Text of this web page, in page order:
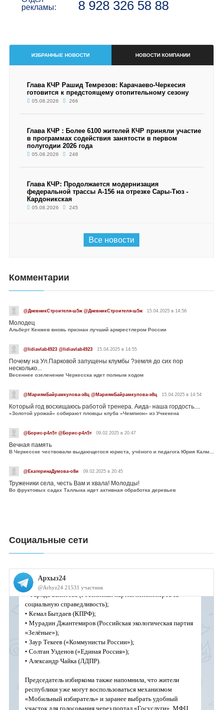
рекламы:
8 928 326 58 88
ИЗБРАННЫЕ НОВОСТИ НОВОСТИ КОМПАНИИ
Глава КЧР Рашид Темрезов: Карачаево-Черкесия
готовится к предстоящему отопительному сезону
05.08.2026 266
Глава КЧР : Более 6100 жителей КЧР приняли участие
в программах содействия занятости в первом
полугодии 2026 года
05.08.2026 248
Глава КЧР: Продолжается модернизация
федеральной трассы А-156 на отрезке Сары-Тюз -
Кардоникская
05.08.2026 245
Все новости
Комментарии
@ДневникСтроителя-ш5ж @ДневникСтроителя-ш5ж 15.04.2025 в 14:56
Молодец
Альберт Кенжев вновь признан лучший армрестлером России
@lidiavlab4923 @lidiavlab4923 15.04.2025 в 14:55
Почему на Ул.Парковой запущены клумбы ?земля до сих пор
несколько...
Весеннее озеленение Черкесска идет полным ходом
@МариямБайрамкулова-э8ц @МариямБайрамкулова-э8ц 15.04.2025 в 14:54
Который год восхищаюсь работой тренера. Аида- наша гордость....
«Золотой урожай» собирают пловцы клуба «Чемпион» из Учкекена
@Борис-р4л5т @Борис-р4л5т 09.02.2025 в 20:47
Вечная память
В Черкесске чествовали выдающегося юриста, учёного и педагога Юрия Калмыкова
@ЕкатеринаДумова-о8и 09.02.2025 в 20:45
Труженики села, честь Вам и хвала! Молодцы!
Во фруктовых садах Таллыка идет активная обработка деревьев
Социальные сети